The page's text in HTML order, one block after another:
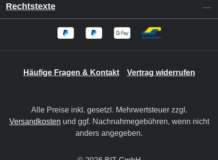
Rechtstexte
Häufige Fragen & Kontakt Vertrag widerrufen
Alle Preise inkl. gesetzl. Mehrwertsteuer zzgl.
Versandkosten und ggf. Nachnahmegebühren, wenn nicht
anders angegeben.